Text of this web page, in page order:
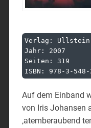
Verlag: Ullstein
Jahr: 2007
Seiten: 319
Auf dem Einband
von Iris Johansen
‚atemberaubend